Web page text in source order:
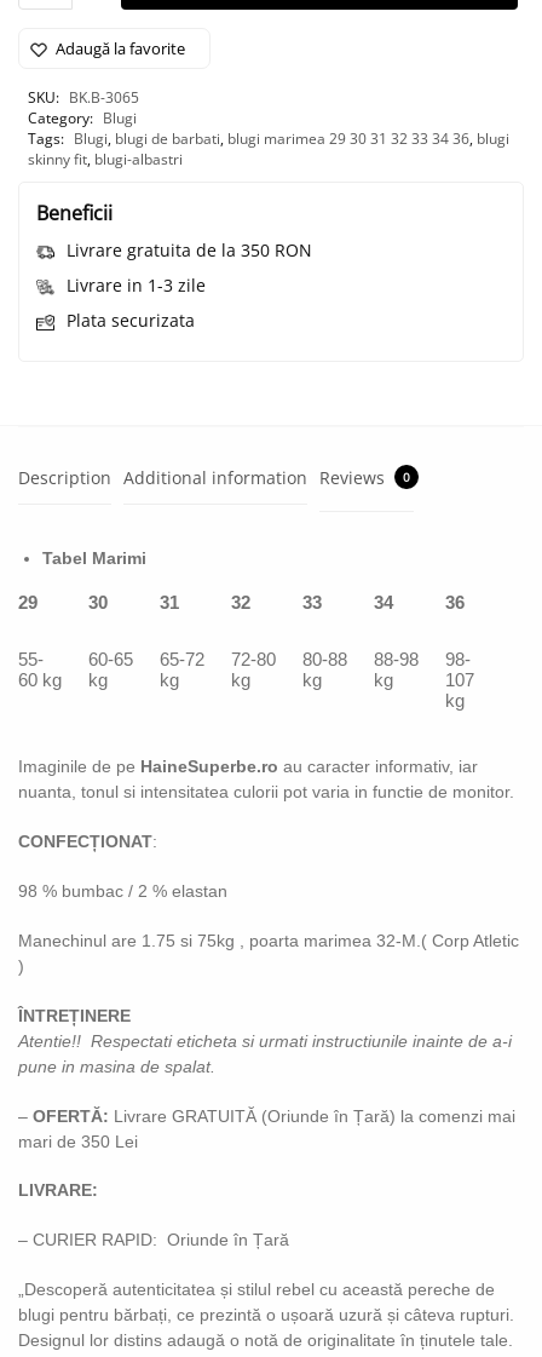
Adaugă la favorite
SKU: BK.B-3065
Category: Blugi
Tags: Blugi, blugi de barbati, blugi marimea 29 30 31 32 33 34 36, blugi
skinny fit, blugi-albastri
Beneficii
Livrare gratuita de la 350 RON
Livrare in 1-3 zile
Plata securizata
Description Additional information Reviews 0
Tabel Marimi
29 30 31 32 33 34 36
55-
60 kg
60-65
kg
65-72
kg
72-80
kg
80-88
kg
88-98
kg
98-
107
kg
Imaginile de pe HaineSuperbe.ro au caracter informativ, iar
nuanta, tonul si intensitatea culorii pot varia in functie de monitor.
CONFECȚIONAT:
98 % bumbac / 2 % elastan
Manechinul are 1.75 si 75kg , poarta marimea 32-M.( Corp Atletic
)
ÎNTREȚINERE
Atentie!! Respectati eticheta si urmati instructiunile inainte de a-i
pune in masina de spalat.
– OFERTĂ: Livrare GRATUITĂ (Oriunde în Țară) la comenzi mai
mari de 350 Lei
LIVRARE:
– CURIER RAPID: Oriunde în Țară
„Descoperă autenticitatea și stilul rebel cu această pereche de
blugi pentru bărbați, ce prezintă o ușoară uzură și câteva rupturi.
Designul lor distins adaugă o notă de originalitate în ținutele tale.